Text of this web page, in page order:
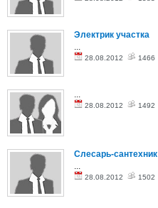
Электрик участка
28.08.2012 1466
...
28.08.2012 1492
Слесарь-сантехник
...
28.08.2012 1502